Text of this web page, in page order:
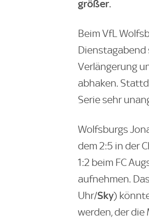
größer.
Beim VfL
Dienstagabend
Verlängerung
abhaken.
Serie sehr
Wolfsburgs
dem 2:5 in der
1:2 beim FC
aufnehmen.
Uhr/Sky)
werden, der